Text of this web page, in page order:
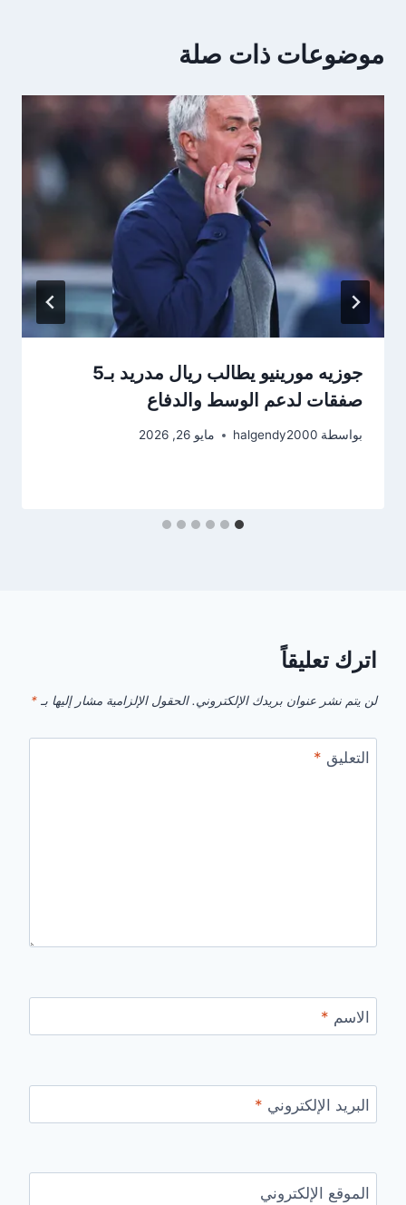
موضوعات ذات صلة
جوزيه مورينيو يطالب ريال مدريد بـ5
صفقات لدعم الوسط والدفاع
بواسطة halgendy2000 مايو 26, 2026
اترك تعليقاً
لن يتم نشر عنوان بريدك الإلكتروني. الحقول الإلزامية مشار إليها بـ *
التعليق *
الاسم *
البريد الإلكتروني *
الموقع الإلكتروني